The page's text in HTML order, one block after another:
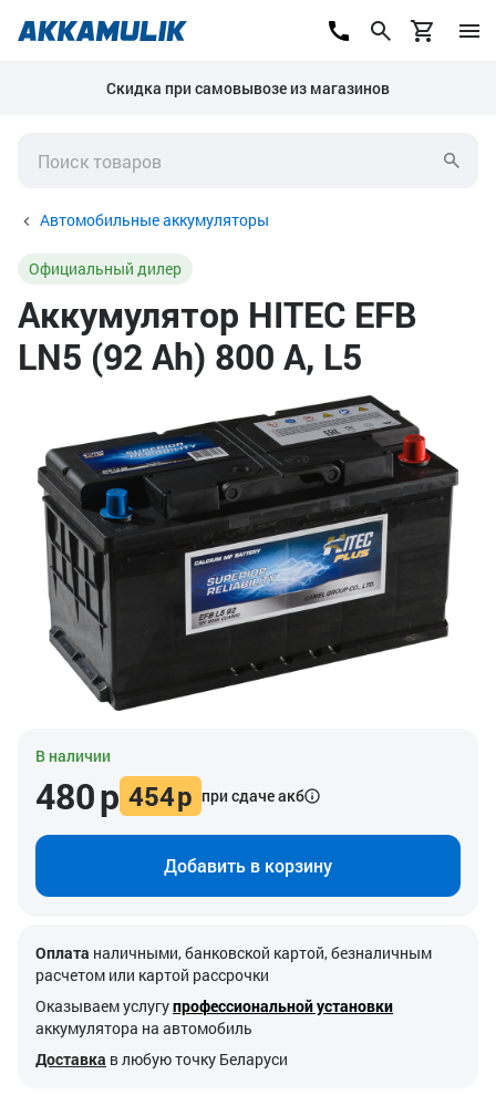
Скидка при самовывозе из магазинов
Автомобильные аккумуляторы
Официальный дилер
Аккумулятор HITEC EFB
LN5 (92 Ah) 800 А, L5
В наличии
480р 454р при сдаче акб
Добавить в корзину
Оплата наличными, банковской картой, безналичным
расчетом или картой рассрочки
Оказываем услугупрофессиональной установки
аккумулятора на автомобиль
Доставка в любую точку Беларуси